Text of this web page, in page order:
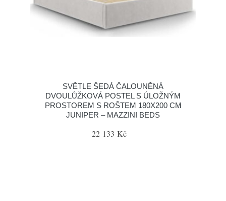
SVĚTLE ŠEDÁ ČALOUNĚNÁ
DVOULŮŽKOVÁ POSTEL S ÚLOŽNÝM
PROSTOREM S ROŠTEM 180X200 CM
JUNIPER – MAZZINI BEDS
22 133 Kč